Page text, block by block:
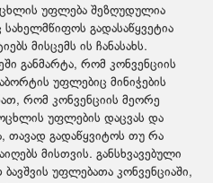
უფლება შეზღუდულია
გადასაწყვეტია
მისცემს ის ჩანასახს.
განმარტა, რომ კონვენციის
უფლებიც მინიჭების
რომ კონვენციის მეორე
უფლების დაცვას და
თავად გადაწყვიტოს თუ რა
მისთვის. განსხვავებული
უფლებათა კონვენციაში,